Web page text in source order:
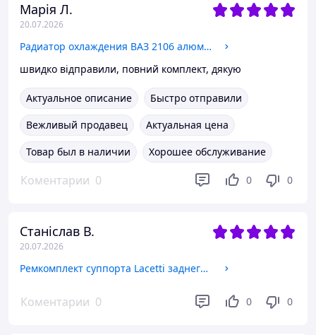
Марія Л.
20.07.2026
Радиатор охлаждения ВАЗ 2106 алюм., AURORA (CR-LA2106) (2106-1301012)
швидко відправили, повний комплект, дякую
Актуальное описание
Быстро отправили
Вежливый продавец
Актуальная цена
Товар был в наличии
Хорошее обслуживание
Коментарии 0 0 0
Станіслав В.
20.07.2026
Ремкомплект суппорта Lacetti заднего d 32 мм, AUTOFREN (D4705) к-т на 1 суппорт
Коментарии 0 0 0